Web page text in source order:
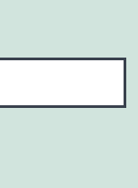
et